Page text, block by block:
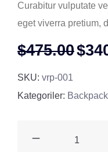
Curabitur vulputate
eget viverra pretium,
$475.00$
SKU: vrp-001
Kategoriler: Backpack